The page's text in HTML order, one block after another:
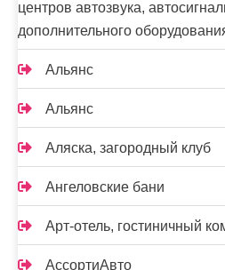
центров автозвука,
дополнительного
Альянс
Альянс
Аляска, загородный клуб
Ангеловские бани
Арт-отель, гостиничный
АссортиАвто